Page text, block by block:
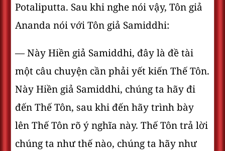
Potaliputta. Sau khi nghe nói vậy, Tôn giả
Ananda nói với Tôn giả Samiddhi:
— Này Hiền giả Samiddhi, đây là đề tài
một câu chuyện cần phải yết kiến Thế Tôn.
Này Hiền giả Samiddhi, chúng ta hãy đi
đến Thế Tôn, sau khi đến hãy trình bày
lên Thế Tôn rõ ý nghĩa này. Thế Tôn trả lời
chúng ta như thế nào, chúng ta hãy như